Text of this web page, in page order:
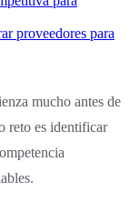
proveedores para
mucho antes de
reto es identificar